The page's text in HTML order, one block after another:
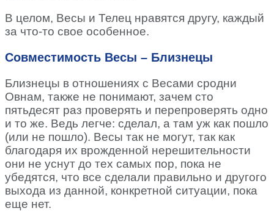
В целом, Весы и Телец нравятся другу, каждый
за что-то свое особенное.
Совместимость Весы – Близнецы
Близнецы в отношениях с Весами сродни
Овнам, также не понимают, зачем сто
пятьдесят раз проверять и перепроверять одно
и то же. Ведь легче: сделал, а там уж как пошло
(или не пошло). Весы так не могут, так как
благодаря их врожденной нерешительности
они не уснут до тех самых пор, пока не
убедятся, что все сделали правильно и другого
выхода из данной, конкретной ситуации, пока
еще нет.